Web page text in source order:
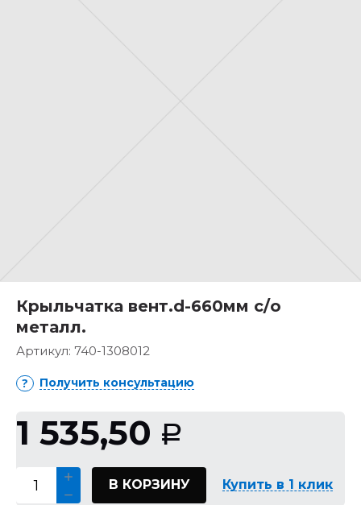
Крыльчатка вент.d-660мм с/о
металл.
Артикул: 740-1308012
Получить консультацию
1 535,50 Р
В КОРЗИНУ Купить в 1 клик